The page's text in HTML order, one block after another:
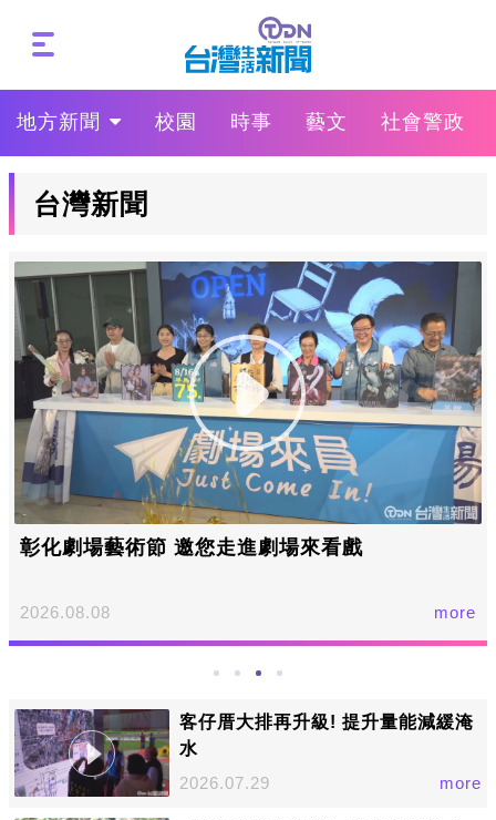
地方新聞 校園 時事 藝文 社會警政
台灣新聞
彰化劇場藝術節 邀您走進劇場來看戲
2026.08.08 more
客仔厝大排再升級! 提升量能減緩淹
水
2026.07.29
more